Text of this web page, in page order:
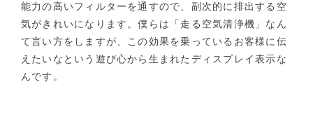
能力の高いフィルターを通すので、副次的に排出する空
気がきれいになります。僕らは「走る空気清浄機」なん
て言い方をしますが、この効果を乗っているお客様に伝
えたいなという遊び心から生まれたディスプレイ表示な
んです。